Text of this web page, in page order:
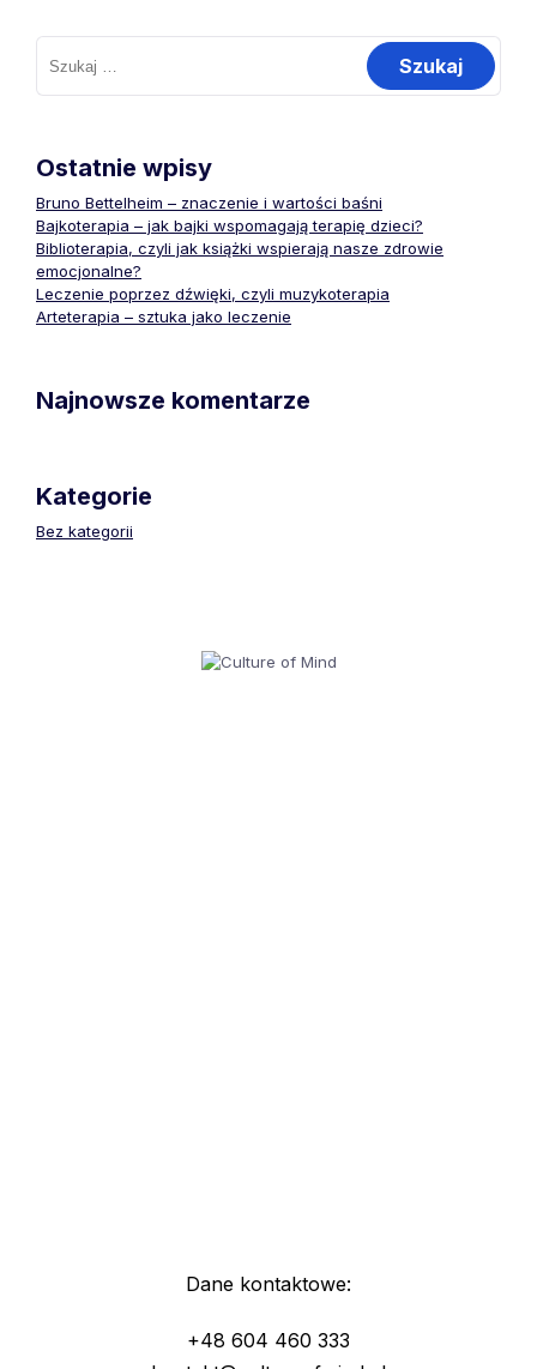
Szukaj:
Ostatnie wpisy
Bruno Bettelheim – znaczenie i wartości baśni
Bajkoterapia – jak bajki wspomagają terapię dzieci?
Biblioterapia, czyli jak książki wspierają nasze zdrowie
emocjonalne?
Leczenie poprzez dźwięki, czyli muzykoterapia
Arteterapia – sztuka jako leczenie
Najnowsze komentarze
Kategorie
Bez kategorii
Dane kontaktowe:
+48 604 460 333